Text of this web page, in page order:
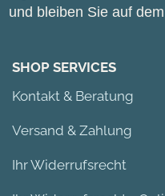
und bleiben Sie auf
SHOP SERVICES
Kontakt & Beratung
Versand & Zahlung
Ihr Widerrufsrecht